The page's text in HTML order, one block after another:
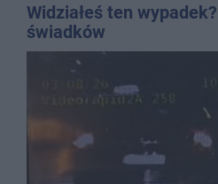
Widziałeś ten
świadków